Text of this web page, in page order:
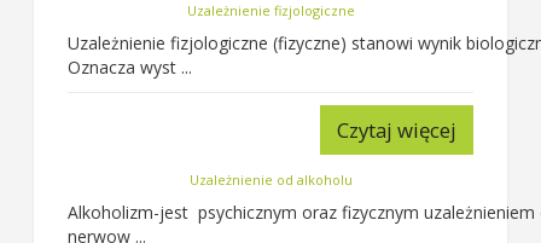
Uzależnienie fizjologiczne
Uzależnienie fizjologiczne (fizyczne) stanowi wynik
Oznacza wyst ...
Czytaj więcej
Uzależnienie od alkoholu
Alkoholizm-jest psychicznym oraz fizycznym
nerwow ...